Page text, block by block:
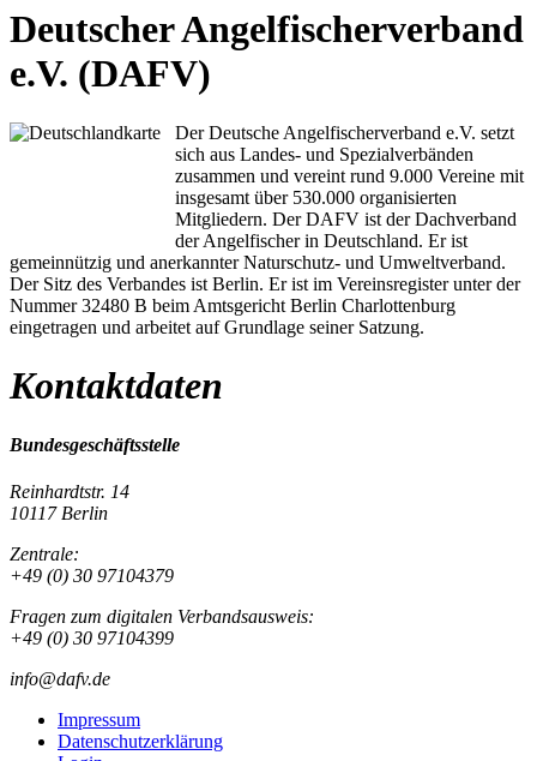
Deutscher Angelfischerverband
e.V. (DAFV)
Der Deutsche Angelfischerverband e.V. setzt
sich aus Landes- und Spezialverbänden
zusammen und vereint rund 9.000 Vereine mit
insgesamt über 530.000 organisierten
Mitgliedern. Der DAFV ist der Dachverband
der Angelfischer in Deutschland. Er ist
gemeinnützig und anerkannter Naturschutz- und Umweltverband.
Der Sitz des Verbandes ist Berlin. Er ist im Vereinsregister unter der
Nummer 32480 B beim Amtsgericht Berlin Charlottenburg
eingetragen und arbeitet auf Grundlage seiner Satzung.
Kontaktdaten
Bundesgeschäftsstelle
Reinhardtstr. 14
10117 Berlin
Zentrale:
+49 (0) 30 97104379
Fragen zum digitalen Verbandsausweis:
+49 (0) 30 97104399
info@dafv.de
Impressum
Datenschutzerklärung